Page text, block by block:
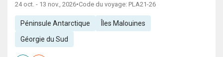
24 oct. - 13 nov., 2026•Code du voyage: PLA21-26
Péninsule Antarctique Îles Malouines
Géorgie du Sud